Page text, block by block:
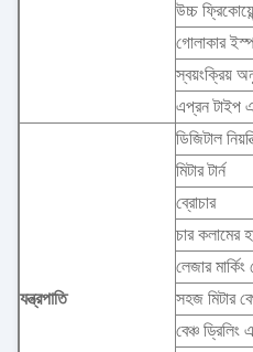
উচ্চ
গোলাকার
স্বয়ংক্রিয়
এপ্রন টাইপ
যন্ত্রপাতি
ডিজিটাল
মিটার টার্ন
ব্রোচার
চার কলামের
লেজার মার্কিং
সহজ মিটার
বেঞ্চ ড্রিলিং